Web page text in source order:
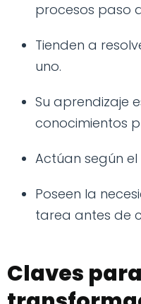
procesos paso
Tienden a
uno.
Su aprendizaje
conocimientos
Actúan según
Poseen la
tarea antes de
Claves